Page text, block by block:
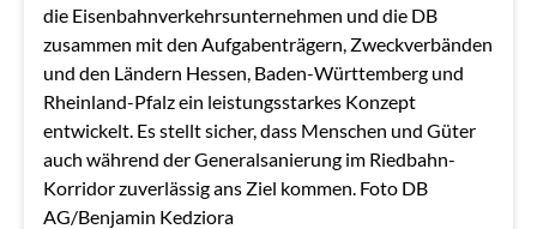
die Eisenbahnverkehrsunternehmen und die DB
zusammen mit den Aufgabenträgern, Zweckverbänden
und den Ländern Hessen, Baden-Württemberg und
Rheinland-Pfalz ein leistungsstarkes Konzept
entwickelt. Es stellt sicher, dass Menschen und Güter
auch während der Generalsanierung im Riedbahn-
Korridor zuverlässig ans Ziel kommen. Foto DB
AG/Benjamin Kedziora